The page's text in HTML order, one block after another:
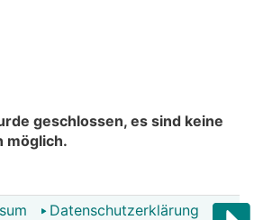
geschlossen, es sind keine
möglich.
Datenschutzerklärung